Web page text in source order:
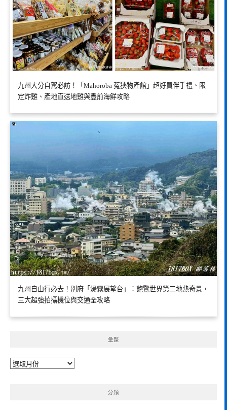
九州大分自駕必訪！「Mahoroba 菟狹物產館」超好買伴手禮、限
定炸雞、產地直送地雞與豐前海鮮攻略
九州自由行必去！別府「湯霧展望台」：飽覽世界第二地熱奇景，
三大超強拍攝機位與交通全攻略
彙整
彙
分類